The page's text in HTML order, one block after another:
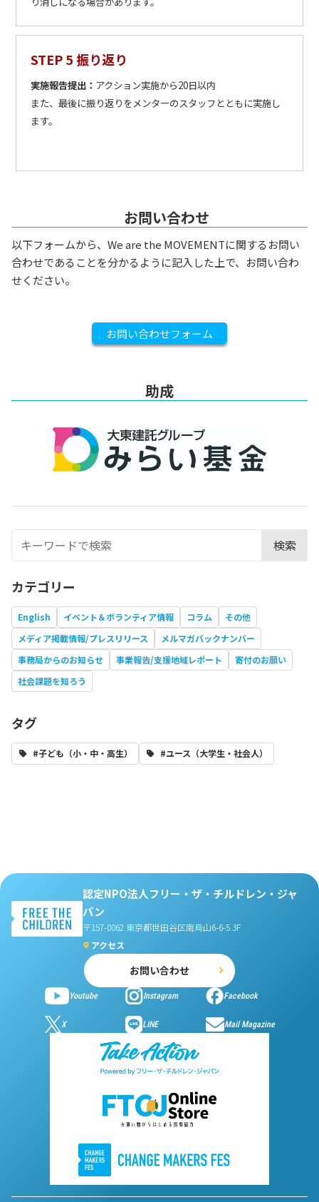
STEP 5 振り返り
実施報告提出： アクション実施から20日以内
また、最後に振り返りをメンターのスタッフとともに実施し
ます。
お問い合わせ
以下フォームから、We are the MOVEMENTに関するお問い
合わせであることを分かるように記入した上で、お問い合わ
せください。
お問い合わせフォーム
助成
検索
カテゴリー
English イベント＆ボランティア情報 コラム
その他
メディア掲載情報/プレスリリース
メルマガバックナンバー
事務局からのお知らせ
事業報告/支援地域レポート
寄付のお願い
社会課題を知ろう
タグ
#子ども（小・中・高生） #ユース（大学生・社会人）
認定NPO法人フリー・ザ・チルドレン・ジャ
パン
〒157-0062 東京都世田谷区南烏山6-6-5 3F
アクセス
お問い合わせ
Youtube Instagram Facebook
X LINE Mail Magazine